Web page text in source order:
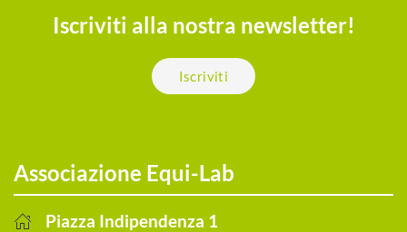
Iscriviti alla nostra newsletter!
Iscriviti
Associazione Equi-Lab
Piazza Indipendenza 1